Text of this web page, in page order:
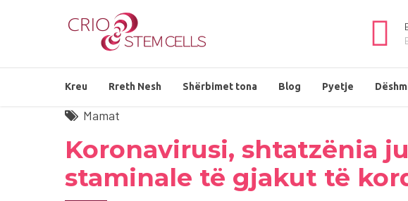
Kreu Rreth Nesh Shërbimet tona Blog Pyetje
Mamat
Koronavirusi, shtatzënia
staminale të gjakut të